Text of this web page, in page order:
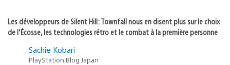
Les développeurs de Silent Hill: Townfall nous en disent plus sur le choix
de l’Écosse, les technologies rétro et le combat à la première personne
Sachie Kobari
PlayStation.Blog Japan